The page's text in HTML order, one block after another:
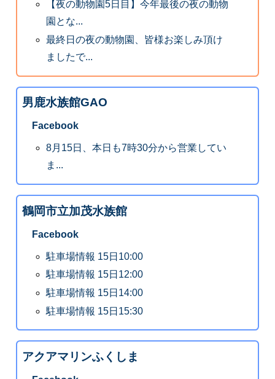
【夜の動物園5日目】今年最後の夜の動物
園とな...
最終日の夜の動物園、皆様お楽しみ頂け
ましたで...
男鹿水族館GAO
Facebook
8月15日、本日も7時30分から営業してい
ま...
鶴岡市立加茂水族館
Facebook
駐車場情報 15日10:00
駐車場情報 15日12:00
駐車場情報 15日14:00
駐車場情報 15日15:30
アクアマリンふくしま